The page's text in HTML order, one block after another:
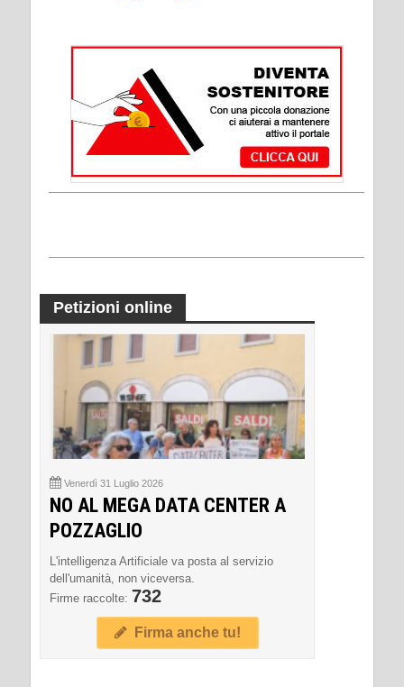
Petizioni online
Venerdì 31 Luglio 2026
NO AL MEGA DATA CENTER A
POZZAGLIO
L'intelligenza Artificiale va posta al servizio
dell'umanità, non viceversa.
Firme raccolte: 732
Firma anche tu!